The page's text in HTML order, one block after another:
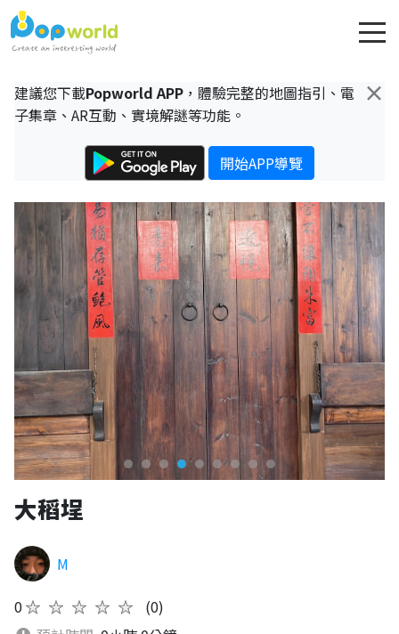
×
建議您下載Popworld APP ，體驗完整的地圖指引、電
子集章、AR互動、實境解謎等功能。
開始APP導覽
大稻埕
M
0★★★★★
(0)